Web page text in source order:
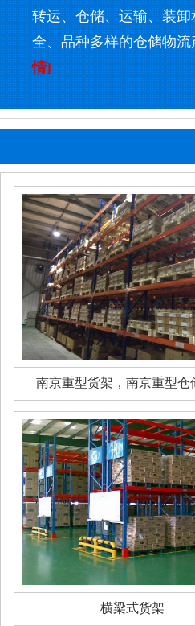
转运、仓储、运输、装
全、品种多样的仓储物
情]
南京重型货架，南京重型仓
横梁式货架